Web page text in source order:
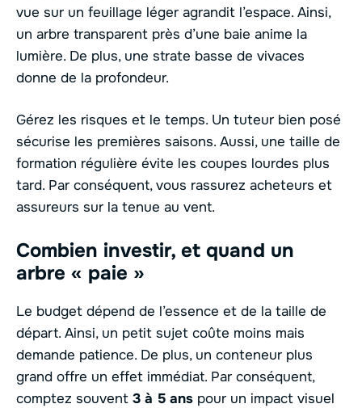
vue sur un feuillage léger agrandit l’espace. Ainsi,
un arbre transparent près d’une baie anime la
lumière. De plus, une strate basse de vivaces
donne de la profondeur.
Gérez les risques et le temps. Un tuteur bien posé
sécurise les premières saisons. Aussi, une taille de
formation régulière évite les coupes lourdes plus
tard. Par conséquent, vous rassurez acheteurs et
assureurs sur la tenue au vent.
Combien investir, et quand un
arbre « paie »
Le budget dépend de l’essence et de la taille de
départ. Ainsi, un petit sujet coûte moins mais
demande patience. De plus, un conteneur plus
grand offre un effet immédiat. Par conséquent,
comptez souvent 3 à 5 ans pour un impact visuel